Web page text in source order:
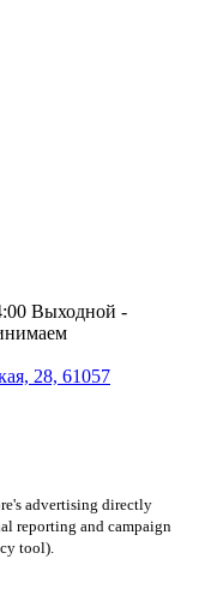
Выходной -
28, 61057
advertising directly
reporting and campaign
tool).